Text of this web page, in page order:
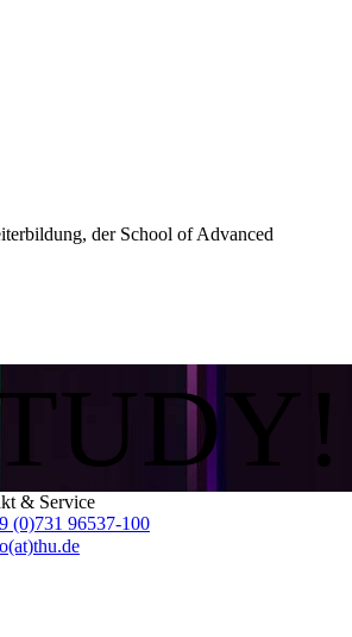
der School of Advanced
& Service
(0)731 96537-100